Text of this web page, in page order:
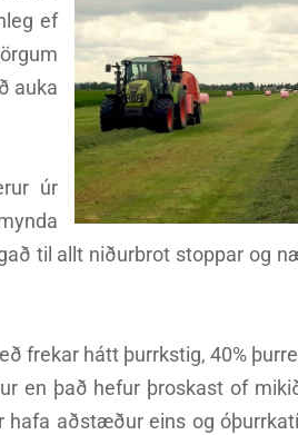
ef
auka
úr
til allt niðurbrot stoppar og
frekar hátt þurrkstig, 40%
en það hefur þroskast of
hafa aðstæður eins og